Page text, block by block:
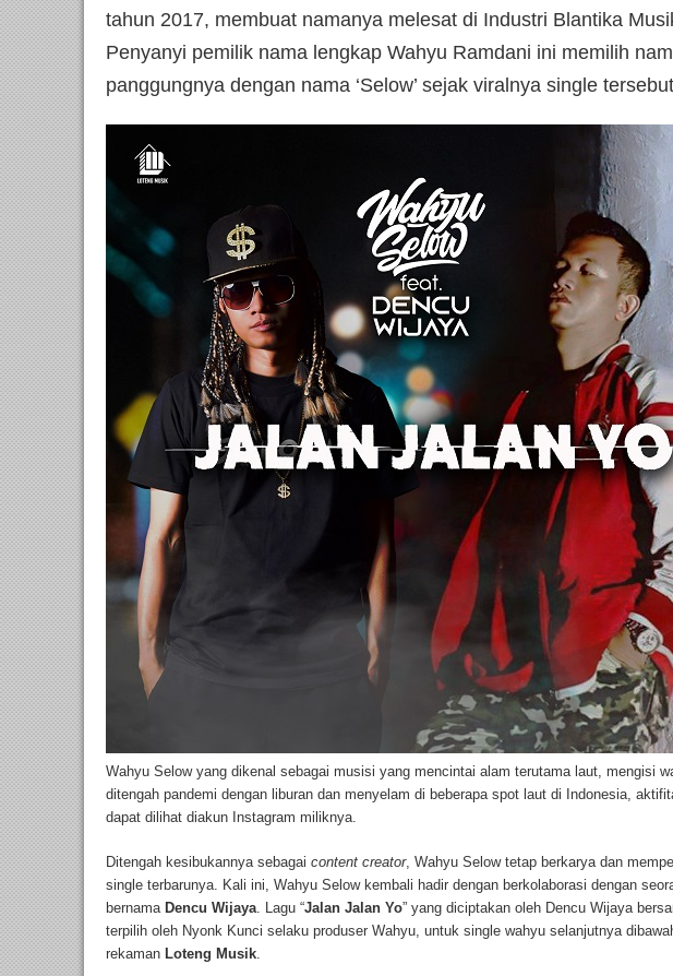
tahun 2017, membuat namanya melesat di Industri Blantika
Penyanyi pemilik nama lengkap Wahyu Ramdani ini memilih
panggungnya dengan nama ‘Selow’ sejak viralnya single
Wahyu Selow yang dikenal sebagai musisi yang mencintai alam terutama laut, mengisi
ditengah pandemi dengan liburan dan menyelam di beberapa spot laut di Indonesia,
dapat dilihat diakun Instagram miliknya.
Ditengah kesibukannya sebagai content creator, Wahyu Selow tetap berkarya dan
single terbarunya. Kali ini, Wahyu Selow kembali hadir dengan berkolaborasi dengan
bernama Dencu Wijaya. Lagu “Jalan Jalan Yo” yang diciptakan oleh Dencu Wijaya
terpilih oleh Nyonk Kunci selaku produser Wahyu, untuk single wahyu selanjutnya
rekaman Loteng Musik.